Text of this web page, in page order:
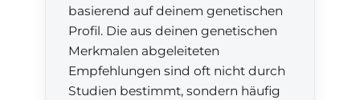
basierend auf deinem genetischen
Profil. Die aus deinen genetischen
Merkmalen abgeleiteten
Empfehlungen sind oft nicht durch
Studien bestimmt, sondern häufig